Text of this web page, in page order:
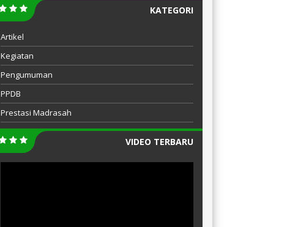
KATEGORI
Artikel
Kegiatan
Pengumuman
PPDB
Prestasi Madrasah
VIDEO TERBARU